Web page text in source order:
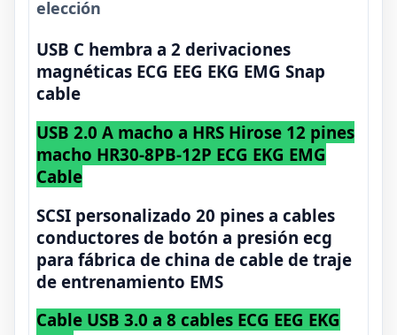
elección
USB C hembra a 2 derivaciones
magnéticas ECG EEG EKG EMG Snap
cable
USB 2.0 A macho a HRS Hirose 12 pines
macho HR30-8PB-12P ECG EKG EMG
Cable
SCSI personalizado 20 pines a cables
conductores de botón a presión ecg
para fábrica de china de cable de traje
de entrenamiento EMS
Cable USB 3.0 a 8 cables ECG EEG EKG